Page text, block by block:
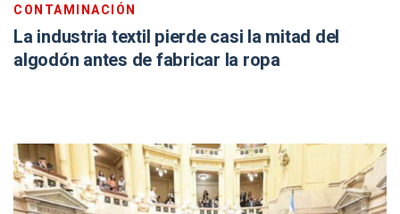
CONTAMINACIÓN
La industria textil pierde casi la mitad del
algodón antes de fabricar la ropa